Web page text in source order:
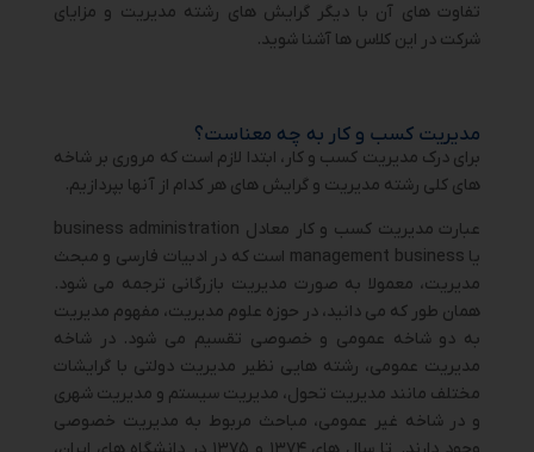
تفاوت های آن با دیگر گرایش های رشته مدیریت و مزایای
شرکت در این کلاس ها آشنا شوید.
مدیریت کسب و کار به چه معناست؟
برای درک مدیریت کسب و کار، ابتدا لازم است که مروری بر شاخه
های کلی رشته مدیریت و گرایش های هر کدام از آنها بپردازیم.
عبارت مدیریت کسب و کار معادل business administration
یا management business است که در ادبیات فارسی و مبحث
مدیریت، معمولا به صورت مدیریت بازرگانی ترجمه می شود.
همان طور که می دانید، در حوزه علوم مدیریت، مفهوم مدیریت
به دو شاخه عمومی و خصوصی تقسیم می شود. در شاخه
مدیریت عمومی، رشته هایی نظیر مدیریت دولتی با گرایشات
مختلف مانند مدیریت تحول، مدیریت سیستم و مدیریت شهری
و در شاخه غیر عمومی، مباحث مربوط به مدیریت خصوصی